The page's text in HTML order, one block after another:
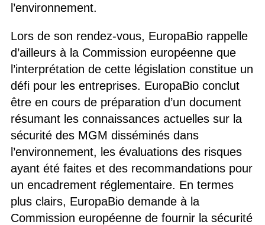
l’environnement.
Lors de son rendez-vous, EuropaBio rappelle
d’ailleurs à la Commission européenne que
l’interprétation de cette législation constitue un
défi pour les entreprises. EuropaBio conclut
être en cours de préparation d’un document
résumant les connaissances actuelles sur la
sécurité des MGM disséminés dans
l’environnement, les évaluations des risques
ayant été faites et des recommandations pour
un encadrement réglementaire. En termes
plus clairs, EuropaBio demande à la
Commission européenne de fournir la sécurité